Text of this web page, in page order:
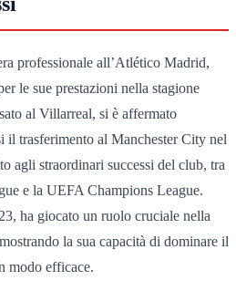
professionale all’Atlético Madrid,
le sue prestazioni nella stagione
al Villarreal, si è affermato
il trasferimento al Manchester City nel
agli straordinari successi del club, tra
e la UEFA Champions League.
ha giocato un ruolo cruciale nella
la sua capacità di dominare il
modo efficace.